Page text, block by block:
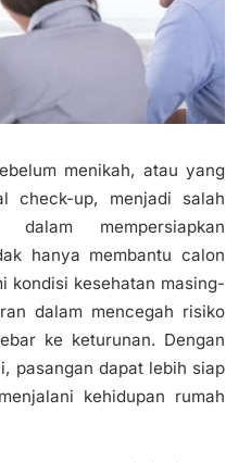
menikah, atau yang
check-up, menjadi salah
mempersiapkan
hanya membantu calon
kondisi kesehatan masing-
dalam mencegah risiko
ke keturunan. Dengan
pasangan dapat lebih siap
kehidupan rumah